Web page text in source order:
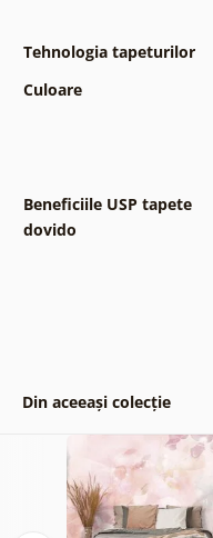
Tehnologia tapeturilor
Culoare
Beneficiile USP tapete
dovido
Din aceeași colecție